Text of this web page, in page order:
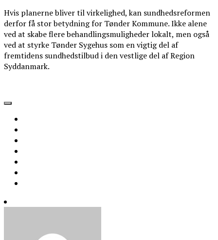
Hvis planerne bliver til virkelighed, kan sundhedsreformen
derfor få stor betydning for Tønder Kommune. Ikke alene
ved at skabe flere behandlingsmuligheder lokalt, men også
ved at styrke Tønder Sygehus som en vigtig del af
fremtidens sundhedstilbud i den vestlige del af Region
Syddanmark.